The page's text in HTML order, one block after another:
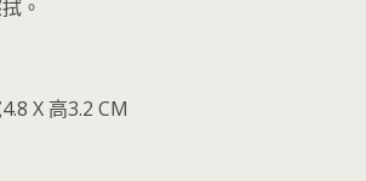
。
X 高3.2 CM